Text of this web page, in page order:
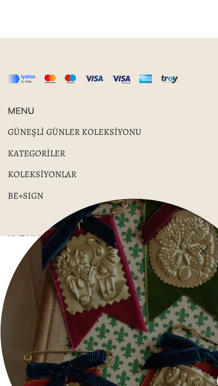
MENU
GÜNEŞLİ GÜNLER KOLEKSİYONU
KATEGORİLER
KOLEKSİYONLAR
BE+SIGN
KURUMSAL
İade Politikası
Mesafeli Satış Sözleşmesi
Hizmet Şartları
Aydınlatma Metni
Gizlilik Beyanı
Wholesale